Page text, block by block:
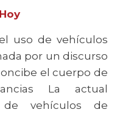
uso de vehículos
por un discurso
el cuerpo de
La actual
vehículos de